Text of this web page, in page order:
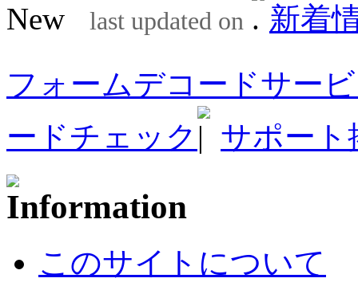
last updated on
新着
フォームデコードサー
ードチェック
サポート
このサイトについて